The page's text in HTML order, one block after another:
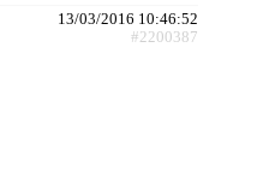
13/03/2016 10:46:52
#2200387